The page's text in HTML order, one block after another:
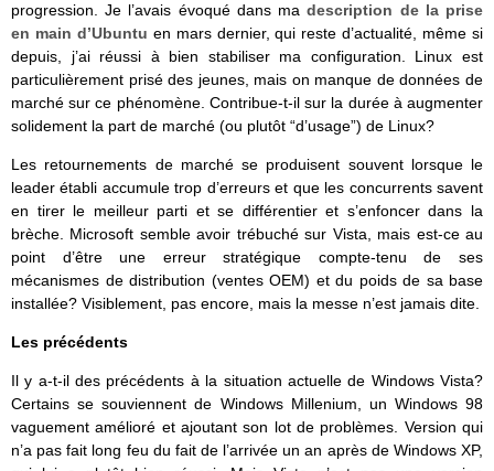
progression. Je l’avais évoqué dans madescription de la prise
en main d’Ubuntu en mars dernier, qui reste d’actualité, même si
depuis, j’ai réussi à bien stabiliser ma configuration. Linux est
particulièrement prisé des jeunes, mais on manque de données de
marché sur ce phénomène. Contribue-t-il sur la durée à augmenter
solidement la part de marché (ou plutôt “d’usage”) de Linux?
Les retournements de marché se produisent souvent lorsque le
leader établi accumule trop d’erreurs et que les concurrents savent
en tirer le meilleur parti et se différentier et s’enfoncer dans la
brèche. Microsoft semble avoir trébuché sur Vista, mais est-ce au
point d’être une erreur stratégique compte-tenu de ses
mécanismes de distribution (ventes OEM) et du poids de sa base
installée? Visiblement, pas encore, mais la messe n’est jamais dite.
Les précédents
Il y a-t-il des précédents à la situation actuelle de Windows Vista?
Certains se souviennent de Windows Millenium, un Windows 98
vaguement amélioré et ajoutant son lot de problèmes. Version qui
n’a pas fait long feu du fait de l’arrivée un an après de Windows XP,